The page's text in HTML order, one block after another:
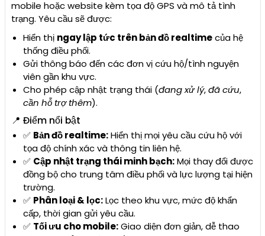
mobile hoặc website kèm tọa độ GPS và mô tả tình
trạng. Yêu cầu sẽ được:
Hiển thị ngay lập tức trên bản đồ realtimecủa hệ
thống điều phối.
Gửi thông báo đến các đơn vị cứu hộ/tình nguyện
viên gần khu vực.
Cho phép cập nhật trạng thái (đang xử lý,đã cứu,
cần hỗ trợ thêm).
📍️ Điểm nổi bật
✅ Bản đồ realtime:Hiển thị mọi yêu cầu cứu hộ với
tọa độ chính xác và thông tin liên hệ.
✅ Cập nhật trạng thái minh bạch:Mọi thay đổi được
đồng bộ cho trung tâm điều phối và lực lượng tại hiện
trường.
✅ Phân loại & lọc:Lọc theo khu vực, mức độ khẩn
cấp, thời gian gửi yêu cầu.
✅ Tối ưu cho mobile:Giao diện đơn giản, dễ thao